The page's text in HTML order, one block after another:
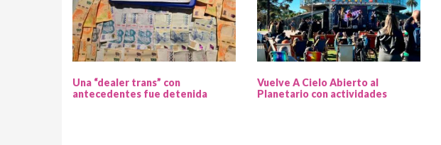
Una “dealer trans” con
antecedentes fue detenida
Vuelve A Cielo Abierto al
Planetario con actividades